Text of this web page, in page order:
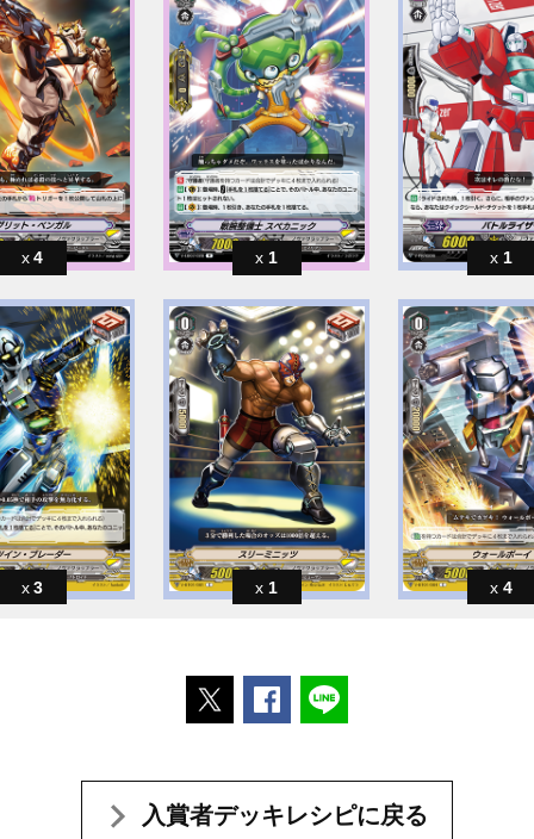
4 1 1
3 1 4
ポストするFacebookでシェアする
入賞者デッキレシピに戻る